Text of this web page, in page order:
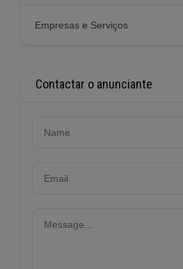
Empresas e Serviços
Contactar o anunciante